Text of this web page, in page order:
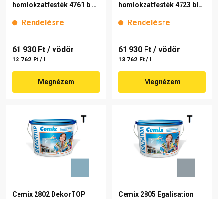
homlokzatfesték 4761 blue
Rendelésre
61 930 Ft / vödör
13 762 Ft / l
Megnézem
homlokzatfesték 4723 blue
Rendelésre
61 930 Ft / vödör
13 762 Ft / l
Megnézem
Cemix 2802 DekorTOP
Cemix 2805 Egalisation